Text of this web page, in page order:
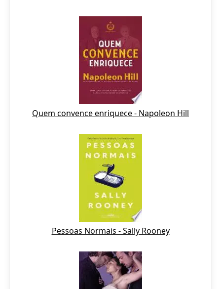
Quem convence enriquece - Napoleon Hill
Pessoas Normais - Sally Rooney